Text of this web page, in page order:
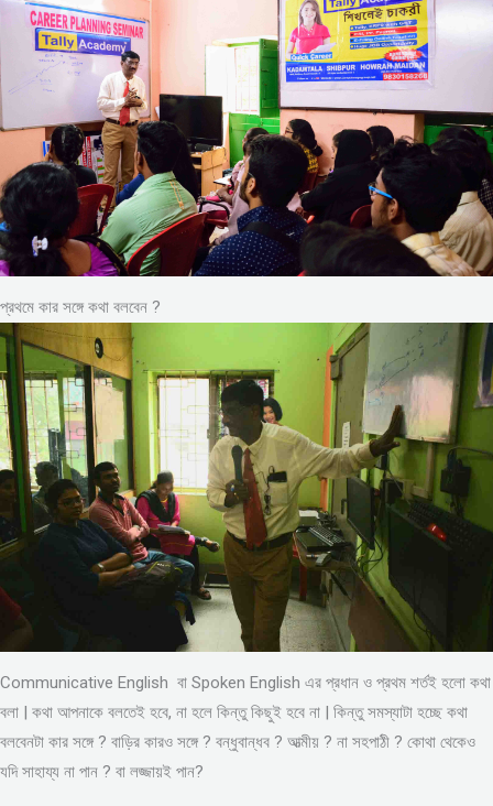
প্রথমে কার সঙ্গে কথা বলবেন ?
Communicative English বা Spoken English এর প্রধান ও প্রথম শর্তই হলো কথা
বলা | কথা আপনাকে বলতেই হবে, না হলে কিন্তু কিছুই হবে না | কিন্তু সমস্যাটা হচ্ছে কথা
বলবেনটা কার সঙ্গে ? বাড়ির কারও সঙ্গে ? বন্ধুবান্ধব ? আত্মীয় ? না সহপাঠী ? কোথা থেকেও
যদি সাহায্য না পান ? বা লজ্জায়ই পান?